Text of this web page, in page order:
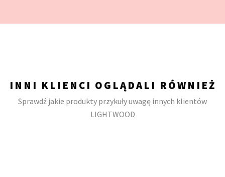
INNI KLIENCI OGLĄDALI RÓWNIEŻ
Sprawdź jakie produkty przykuły uwagę innych klientów
LIGHTWOOD